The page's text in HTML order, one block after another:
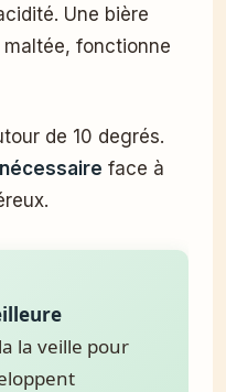
Une bière
maltée, fonctionne
de 10 degrés.
face à
la veille pour